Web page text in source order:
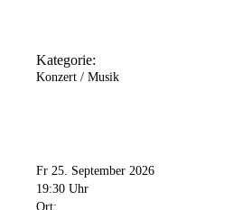
Kategorie:
Konzert / Musik
Fr 25. September 2026
19:30 Uhr
Ort: